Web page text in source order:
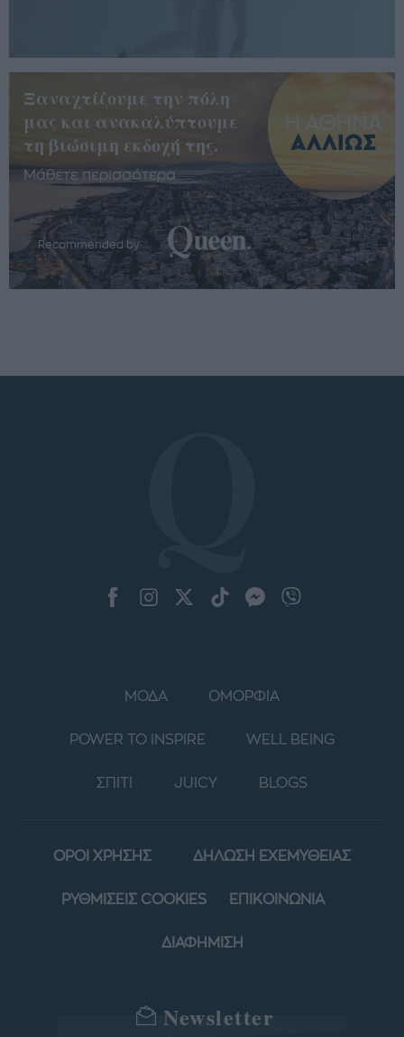
Ξαναχτίζουμε την πόλη
μας και ανακαλύπτουμε
τη βιώσιμη εκδοχή της.
Μάθετε περισσότερα
Recommended by
ΜΟΔΑ ΟΜΟΡΦΙΑ
POWER TO INSPIRE WELL BEING
ΣΠΙΤΙ JUICY BLOGS
ΟΡΟΙ ΧΡΗΣΗΣ ΔΗΛΩΣΗ ΕΧΕΜΥΘΕΙΑΣ
ΡΥΘΜΙΣΕΙΣ COOKIES ΕΠΙΚΟΙΝΩΝΙΑ
ΔΙΑΦΗΜΙΣΗ
Newsletter